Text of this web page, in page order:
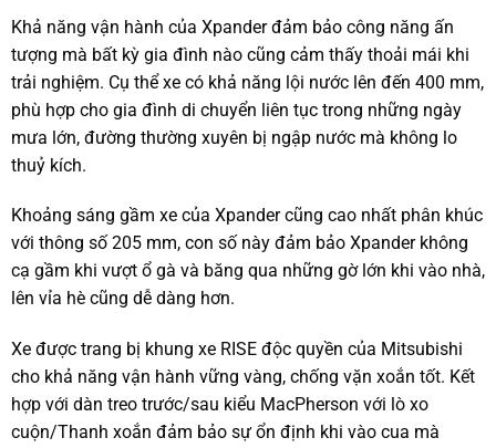
Khả năng vận hành của Xpander đảm bảo công năng ấn
tượng mà bất kỳ gia đình nào cũng cảm thấy thoải mái khi
trải nghiệm. Cụ thể xe có khả năng lội nước lên đến 400 mm,
phù hợp cho gia đình di chuyển liên tục trong những ngày
mưa lớn, đường thường xuyên bị ngập nước mà không lo
thuỷ kích.
Khoảng sáng gầm xe của Xpander cũng cao nhất phân khúc
với thông số 205 mm, con số này đảm bảo Xpander không
cạ gầm khi vượt ổ gà và băng qua những gờ lớn khi vào nhà,
lên vỉa hè cũng dễ dàng hơn.
Xe được trang bị khung xe RISE độc quyền của Mitsubishi
cho khả năng vận hành vững vàng, chống vặn xoắn tốt. Kết
hợp với dàn treo trước/sau kiểu MacPherson với lò xo
cuộn/Thanh xoắn đảm bảo sự ổn định khi vào cua mà